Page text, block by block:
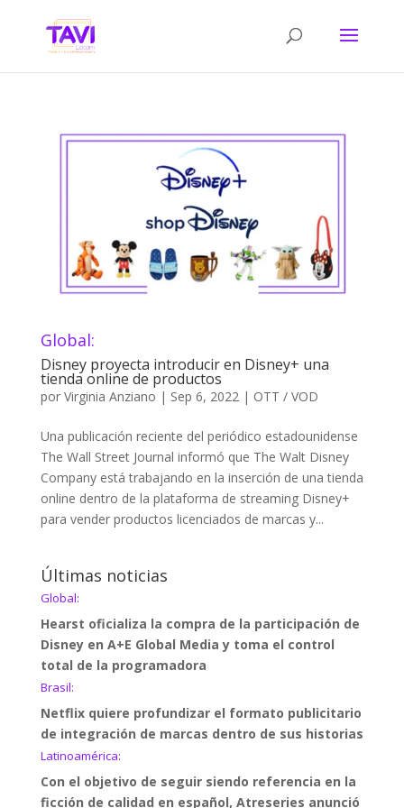
Global:
Disney proyecta introducir en Disney+ una
tienda online de productos
por Virginia Anziano | Sep 6, 2022 | OTT / VOD
Una publicación reciente del periódico estadounidense
The Wall Street Journal informó que The Walt Disney
Company está trabajando en la inserción de una tienda
online dentro de la plataforma de streaming Disney+
para vender productos licenciados de marcas y...
Últimas noticias
Global:
Hearst oficializa la compra de la participación de
Disney en A+E Global Media y toma el control
total de la programadora
Brasil:
Netflix quiere profundizar el formato publicitario
de integración de marcas dentro de sus historias
Latinoamérica:
Con el objetivo de seguir siendo referencia en la
ficción de calidad en español, Atreseries anunció